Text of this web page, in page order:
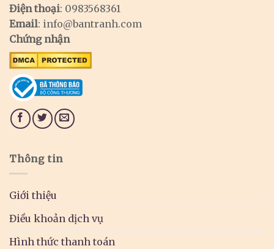
Điện thoại: 0983568361
Email: info@bantranh.com
Chứng nhận
Thông tin
Giới thiệu
Điều khoản dịch vụ
Hình thức thanh toán